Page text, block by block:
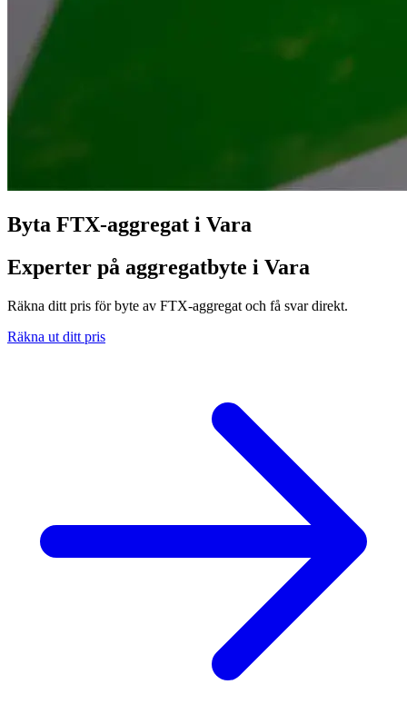
Byta FTX-aggregat i Vara
Experter på aggregatbyte i Vara
Räkna ditt pris för byte av FTX-aggregat och få svar direkt.
Räkna ut ditt pris